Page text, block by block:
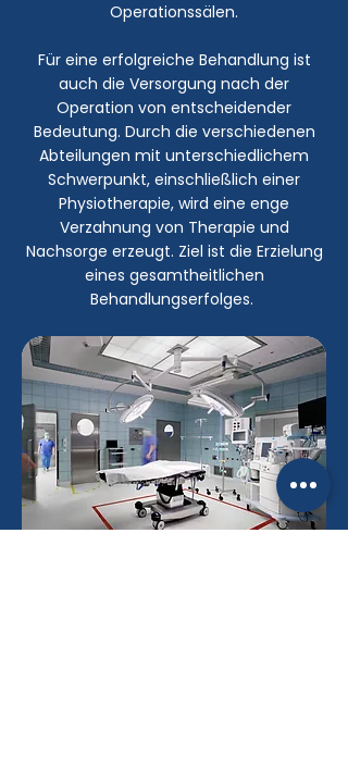
Operationssälen.
Für eine erfolgreiche Behandlung ist
auch die Versorgung nach der
Operation von entscheidender
Bedeutung. Durch die verschiedenen
Abteilungen mit unterschiedlichem
Schwerpunkt, einschließlich einer
Physiotherapie, wird eine enge
Verzahnung von Therapie und
Nachsorge erzeugt. Ziel ist die Erzielung
eines gesamtheitlichen
Behandlungserfolges.